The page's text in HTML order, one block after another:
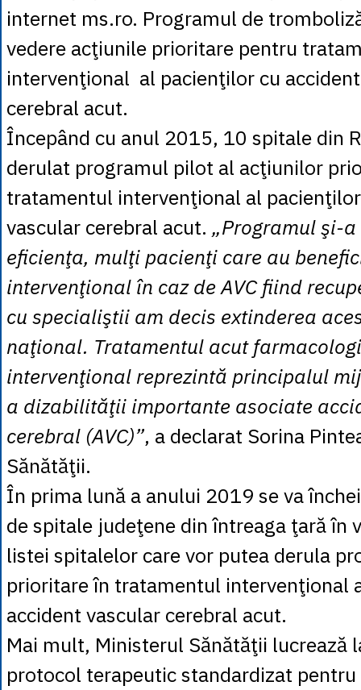
internet ms.ro. Programul de
vedere acţiunile prioritare pentru
intervenţional al pacienţilor cu
cerebral acut.
Începând cu anul 2015, 10 spitale din
derulat programul pilot al acţiunilor
tratamentul intervenţional al
vascular cerebral acut. „Programul şi-
eficienţa, mulţi pacienţi care au
intervenţional în caz de AVC fiind
cu specialiştii am decis extinderea
naţional. Tratamentul acut
intervenţional reprezintă principalul
a dizabilităţii importante asociate
cerebral (AVC)”, a declarat Sorina
Sănătăţii.
În prima lună a anului 2019 se va
de spitale judeţene din întreaga ţară în
listei spitalelor care vor putea derula
prioritare în tratamentul intervenţional
accident vascular cerebral acut.
Mai mult, Ministerul Sănătăţii lucrează
protocol terapeutic standardizat